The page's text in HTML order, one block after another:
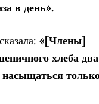
в день».
«[Члены]
насыщаться